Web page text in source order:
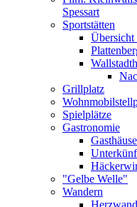
Spessart
Sportstätten
Übersicht
Grillplatz
Spielplätze
Gastronomie
"Gelbe Welle"
Wandern